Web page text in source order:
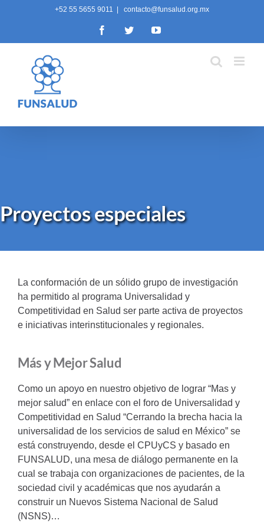
+52 55 5655 9011 contacto@funsalud.org.mx
FacebookTwitterYouTube
Proyectos especiales
La conformación de un sólido grupo de investigación
ha permitido al programa Universalidad y
Competitividad en Salud ser parte activa de proyectos
e iniciativas interinstitucionales y regionales.
Más y Mejor Salud
Como un apoyo en nuestro objetivo de lograr “Mas y
mejor salud” en enlace con el foro de Universalidad y
Competitividad en Salud “Cerrando la brecha hacia la
universalidad de los servicios de salud en México” se
está construyendo, desde el CPUyCS y basado en
FUNSALUD, una mesa de diálogo permanente en la
cual se trabaja con organizaciones de pacientes, de la
sociedad civil y académicas que nos ayudarán a
construir un Nuevos Sistema Nacional de Salud
(NSNS)…